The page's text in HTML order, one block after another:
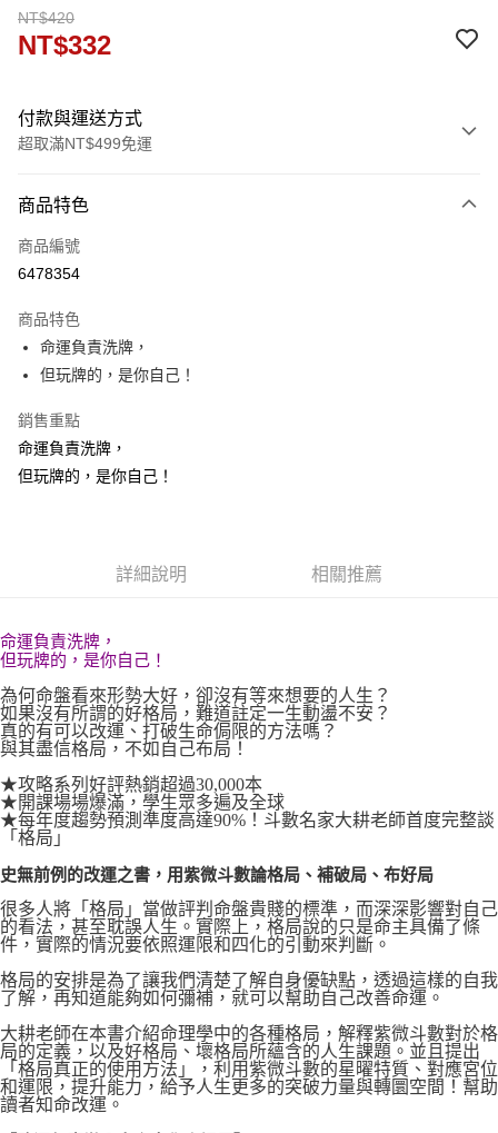
NT$420
NT$332
付款與運送方式
超取滿NT$499免運
信用卡一次付款
ATM付款
運送方式
付款後全家取貨
每筆NT$60，滿NT$499(含以上)免運費
付款後7-11取貨
每筆NT$60，滿NT$499(含以上)免運費
商品特色
商品編號
6478354
商品特色
命運負責洗牌，
但玩牌的，是你自己！
銷售重點
命運負責洗牌，
但玩牌的，是你自己！
詳細說明 相關推薦
命運負責洗牌，
但玩牌的，是你自己！
為何命盤看來形勢大好，卻沒有等來想要的人生？
如果沒有所謂的好格局，難道註定一生動盪不安？
真的有可以改運、打破生命侷限的方法嗎？
與其盡信格局，不如自己布局！
★攻略系列好評熱銷超過30,000本
★開課場場爆滿，學生眾多遍及全球
★每年度趨勢預測準度高達90%！斗數名家大耕老師首度完整談
「格局」
史無前例的改運之書，用紫微斗數論格局、補破局、布好局
很多人將「格局」當做評判命盤貴賤的標準，而深深影響對自己
的看法，甚至耽誤人生。實際上，格局說的只是命主具備了條
件，實際的情況要依照運限和四化的引動來判斷。
格局的安排是為了讓我們清楚了解自身優缺點，透過這樣的自我
了解，再知道能夠如何彌補，就可以幫助自己改善命運。
大耕老師在本書介紹命理學中的各種格局，解釋紫微斗數對於格
局的定義，以及好格局、壞格局所蘊含的人生課題。並且提出
「格局真正的使用方法」，利用紫微斗數的星曜特質、對應宮位
和運限，提升能力，給予人生更多的突破力量與轉圜空間！幫助
讀者知命改運。